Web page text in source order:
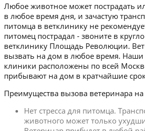
Любое животное может пострадать
в любое время дня, и зачастую
питомца в ветклинику не
питомец пострадал - звоните в
ветклинику Площадь Революции.
вызвать на дом в любое время.
клиники расположены по всей
прибывают на дом в кратчайшие
Преимущества вызова ветеринара
Нет стресса для питомца.
животного может только